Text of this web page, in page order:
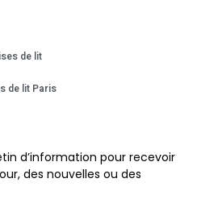
de lit
de lit Paris
d’information pour recevoir
des nouvelles ou des